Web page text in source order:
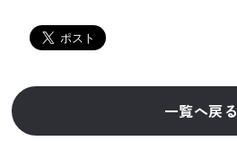
一覧へ戻る